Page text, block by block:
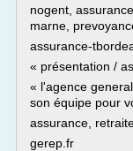
nogent,
marne,
assurance-
« présentation /
« l'agence
son équipe pour
assurance,
gerep.fr